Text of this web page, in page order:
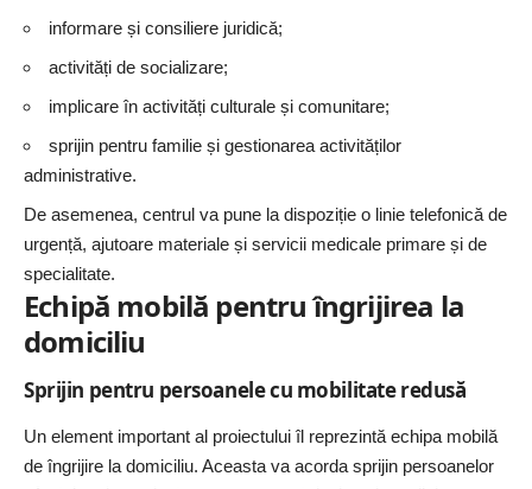
informare și consiliere juridică;
activități de socializare;
implicare în activități culturale și comunitare;
sprijin pentru familie și gestionarea activităților
administrative.
De asemenea, centrul va pune la dispoziție o linie telefonică de
urgență, ajutoare materiale și servicii medicale primare și de
specialitate.
Echipă mobilă pentru îngrijirea la
domiciliu
Sprijin pentru persoanele cu mobilitate redusă
Un element important al proiectului îl reprezintă echipa mobilă
de îngrijire la domiciliu. Aceasta va acorda sprijin persoanelor